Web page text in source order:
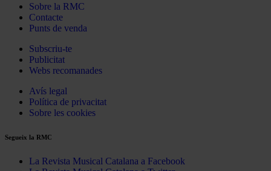
Sobre la RMC
Contacte
Punts de venda
Subscriu-te
Publicitat
Webs recomanades
Avís legal
Política de privacitat
Sobre les cookies
Segueix la RMC
La Revista Musical Catalana a Facebook